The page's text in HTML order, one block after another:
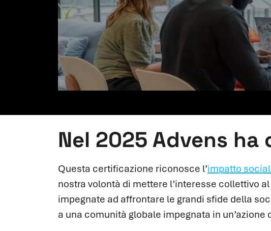
Nel 2025 Advens
Questa certificazione riconosce l’impatto
nostra volontà di mettere l’interesse collettivo
impegnate ad affrontare le grandi sfide della
a una comunità globale impegnata in